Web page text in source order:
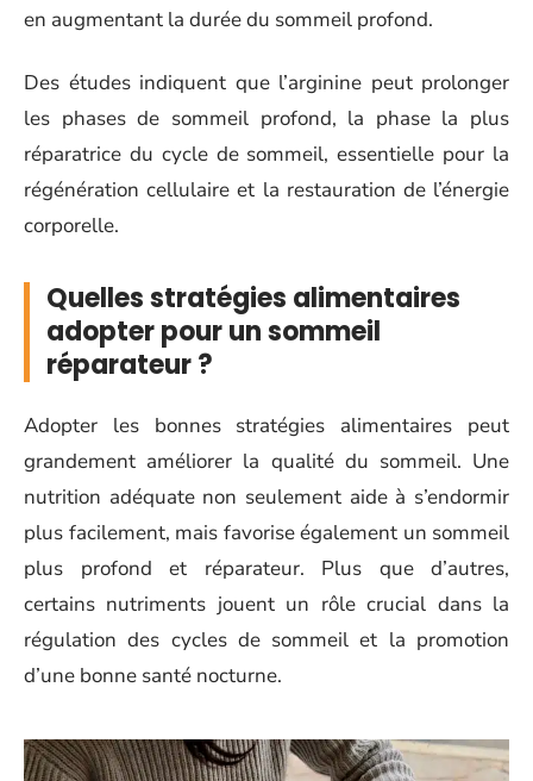
en augmentant la durée du sommeil profond.
Des études indiquent que l’arginine peut prolonger
les phases de sommeil profond, la phase la plus
réparatrice du cycle de sommeil, essentielle pour la
régénération cellulaire et la restauration de l’énergie
corporelle.
Quelles stratégies alimentaires
adopter pour un sommeil
réparateur ?
Adopter les bonnes stratégies alimentaires peut
grandement améliorer la qualité du sommeil. Une
nutrition adéquate non seulement aide à s’endormir
plus facilement, mais favorise également un sommeil
plus profond et réparateur. Plus que d’autres,
certains nutriments jouent un rôle crucial dans la
régulation des cycles de sommeil et la promotion
d’une bonne santé nocturne.